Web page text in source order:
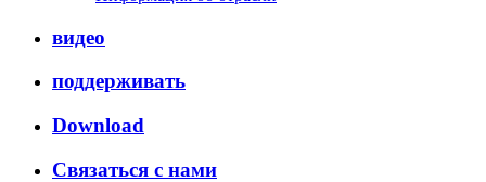
видео
поддерживать
Download
Связаться с нами